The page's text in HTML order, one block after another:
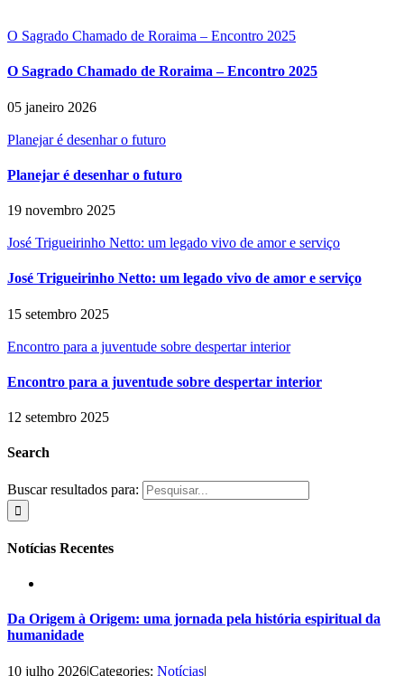
O Sagrado Chamado de Roraima – Encontro 2025
O Sagrado Chamado de Roraima – Encontro 2025
05 janeiro 2026
Planejar é desenhar o futuro
Planejar é desenhar o futuro
19 novembro 2025
José Trigueirinho Netto: um legado vivo de amor e serviço
José Trigueirinho Netto: um legado vivo de amor e serviço
15 setembro 2025
Encontro para a juventude sobre despertar interior
Encontro para a juventude sobre despertar interior
12 setembro 2025
Search
Buscar resultados para:
Notícias Recentes
Da Origem à Origem: uma jornada pela história espiritual da
humanidade
10 julho 2026|Categories: Notícias|